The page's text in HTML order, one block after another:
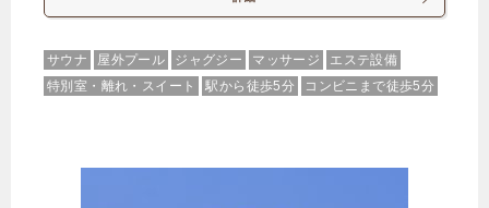
サウナ 屋外プール ジャグジー マッサージ
エステ設備
特別室・離れ・スイート
駅から徒歩5分 コンビニまで徒歩5分